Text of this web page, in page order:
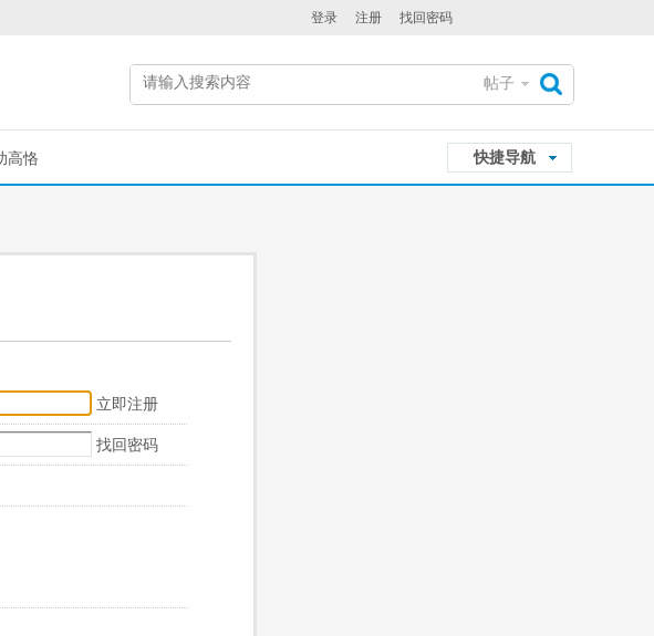
登录 注册 找回密码
帖子
快捷导航
高恪
立即注册
找回密码